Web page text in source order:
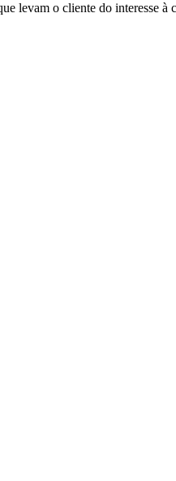
levam o cliente do interesse à